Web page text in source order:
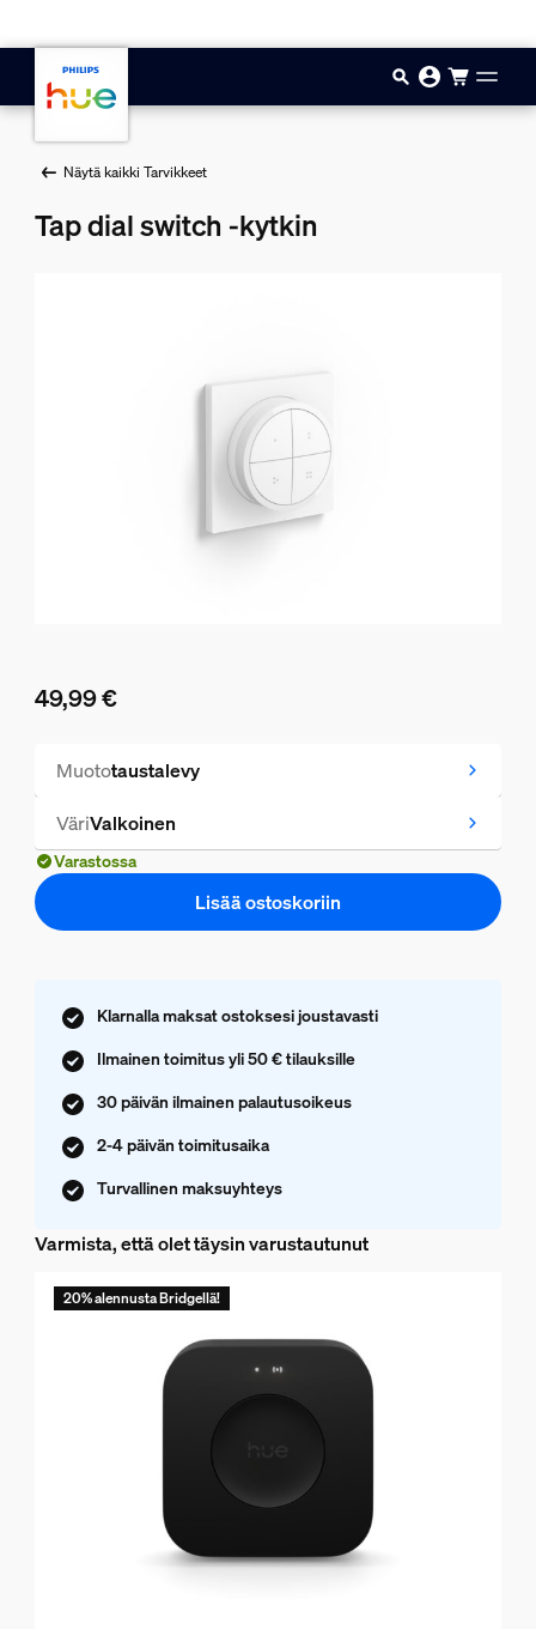
Näytä kaikki Tarvikkeet
Tap dial switch -kytkin
49,99 €
Muototaustalevy
VäriValkoinen
Varastossa
Lisää ostoskoriin
Klarnalla maksat ostoksesi joustavasti
Ilmainen toimitus yli 50 € tilauksille
30 päivän ilmainen palautusoikeus
2-4 päivän toimitusaika
Turvallinen maksuyhteys
Varmista, että olet täysin varustautunut
20% alennusta Bridgellä!